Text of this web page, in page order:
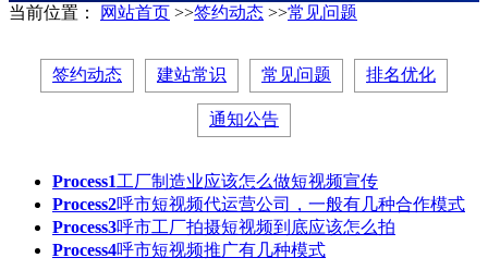
当前位置：
网站首页 >>签约动态 >>常见问题
签约动态 建站常识 常见问题 排名优化
通知公告
Process1工厂制造业应该怎么做短视频宣传
Process2呼市短视频代运营公司，一般有几种合作模式
Process3呼市工厂拍摄短视频到底应该怎么拍
Process4呼市短视频推广有几种模式